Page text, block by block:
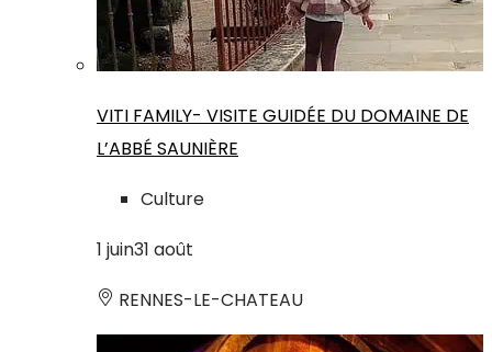
VITI FAMILY- VISITE GUIDÉE DU DOMAINE DE
L’ABBÉ SAUNIÈRE
Culture
1 juin31 août
RENNES-LE-CHATEAU